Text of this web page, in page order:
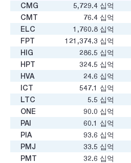
CMG
5,729.4 십억
CMT
76.4 십억
ELC
1,760.8 십억
FPT
121,374.3 십억
HIG
286.5 십억
HPT
324.5 십억
HVA
24.6 십억
ICT
547.1 십억
LTC
5.5 십억
ONE
90.0 십억
PAI
60.1 십억
PIA
93.6 십억
PMJ
33.5 십억
PMT
32.6 십억